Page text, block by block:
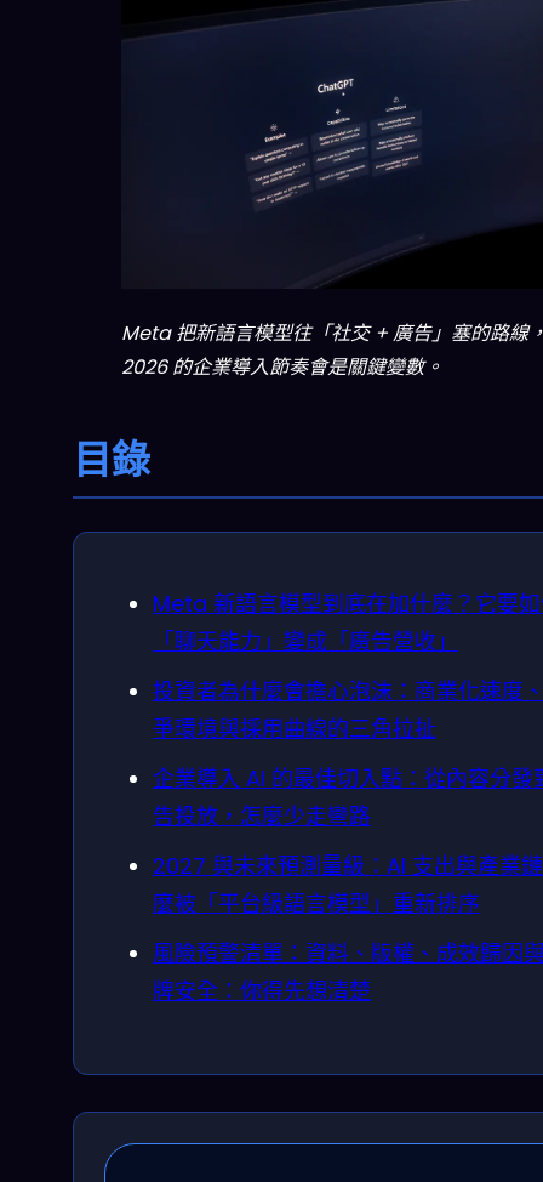
Meta 把新語言模型往「社交 + 廣告」塞的路線
2026 的企業導入節奏會是關鍵變數。
目錄
Meta 新語言模型到底在加什麼？它要
「聊天能力」變成「廣告營收」
投資者為什麼會擔心泡沫：商業化速度
爭環境與採用曲線的三角拉扯
企業導入 AI 的最佳切入點：從內容分發
告投放，怎麼少走彎路
2027 與未來預測量級：AI 支出與產業
麼被「平台級語言模型」重新排序
風險預警清單：資料、版權、成效歸因
牌安全：你得先想清楚